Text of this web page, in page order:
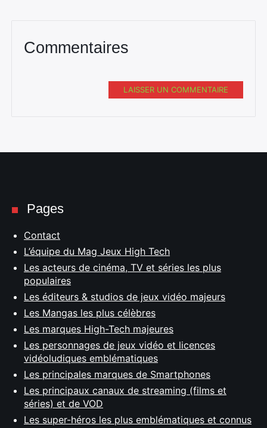
Commentaires
LAISSER UN COMMENTAIRE
Pages
Contact
L’équipe du Mag Jeux High Tech
Les acteurs de cinéma, TV et séries les plus
populaires
Les éditeurs & studios de jeux vidéo majeurs
Les Mangas les plus célèbres
Les marques High-Tech majeures
Les personnages de jeux vidéo et licences
vidéoludiques emblématiques
Les principales marques de Smartphones
Les principaux canaux de streaming (films et
séries) et de VOD
Les super-héros les plus emblématiques et connus